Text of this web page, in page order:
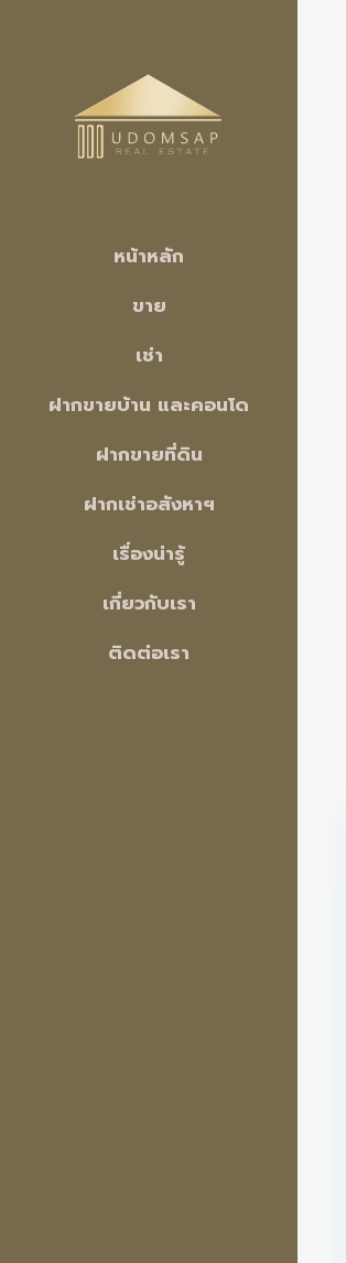
หน้าหลัก
ขาย
เช่า
ฝากขายบ้าน และคอนโด
ฝากขายที่ดิน
ฝากเช่าอสังหาฯ
เรื่องน่ารู้
เกี่ยวกับเรา
ติดต่อเรา